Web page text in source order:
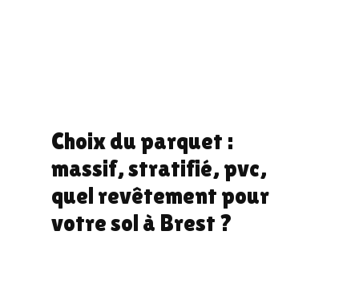
Choix du parquet :
massif, stratifié, pvc,
quel revêtement pour
votre sol à Brest ?